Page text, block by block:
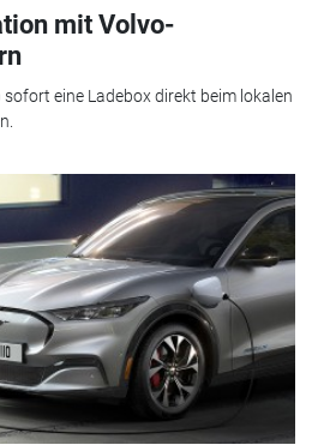
mit Volvo-
eine Ladebox direkt beim lokalen